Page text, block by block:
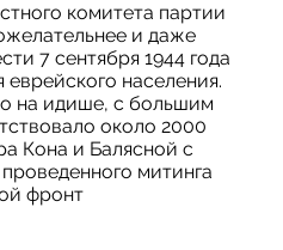
комитета партии
и даже
7 сентября 1944 года
населения.
на идише, с большим
около 2000
Кона и Балясной с
митинга
фронт